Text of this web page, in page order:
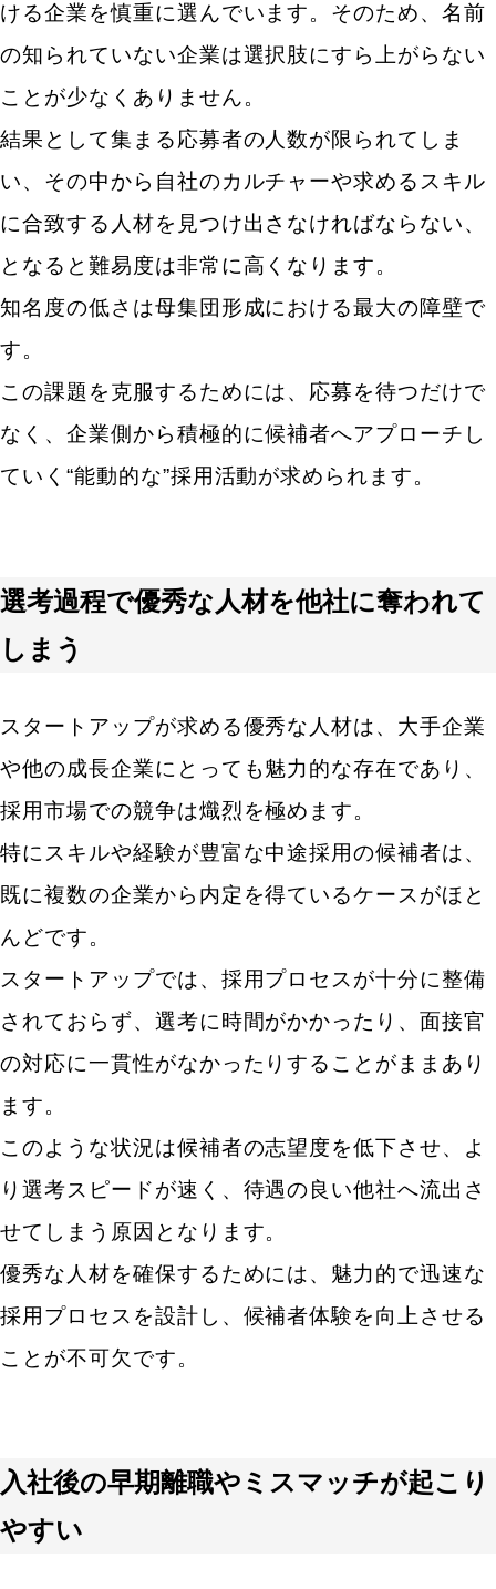
ける企業を慎重に選んでいます。そのため、名前
の知られていない企業は選択肢にすら上がらない
ことが少なくありません。
結果として集まる応募者の人数が限られてしま
い、その中から自社のカルチャーや求めるスキル
に合致する人材を見つけ出さなければならない、
となると難易度は非常に高くなります。
知名度の低さは母集団形成における最大の障壁で
す。
この課題を克服するためには、応募を待つだけで
なく、企業側から積極的に候補者へアプローチし
ていく“能動的な”採用活動が求められます。
選考過程で優秀な人材を他社に奪われて
しまう
スタートアップが求める優秀な人材は、大手企業
や他の成長企業にとっても魅力的な存在であり、
採用市場での競争は熾烈を極めます。
特にスキルや経験が豊富な中途採用の候補者は、
既に複数の企業から内定を得ているケースがほと
んどです。
スタートアップでは、採用プロセスが十分に整備
されておらず、選考に時間がかかったり、面接官
の対応に一貫性がなかったりすることがままあり
ます。
このような状況は候補者の志望度を低下させ、よ
り選考スピードが速く、待遇の良い他社へ流出さ
せてしまう原因となります。
優秀な人材を確保するためには、魅力的で迅速な
採用プロセスを設計し、候補者体験を向上させる
ことが不可欠です。
入社後の早期離職やミスマッチが起こり
やすい